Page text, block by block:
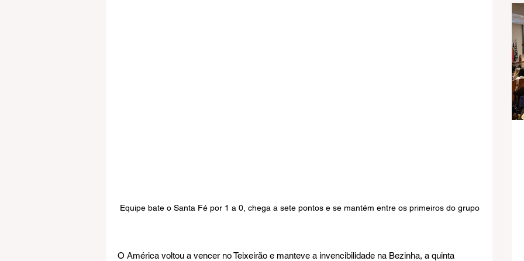
Equipe bate o Santa Fé por 1 a 0, chega a sete pontos e se mantém entre os primeiros do grupo
O América voltou a vencer no Teixeirão e manteve a invencibilidade na Bezinha, a quinta